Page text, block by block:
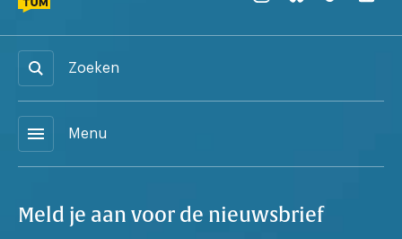
Zoeken
menu Menu
Meld je aan voor de nieuwsbrief